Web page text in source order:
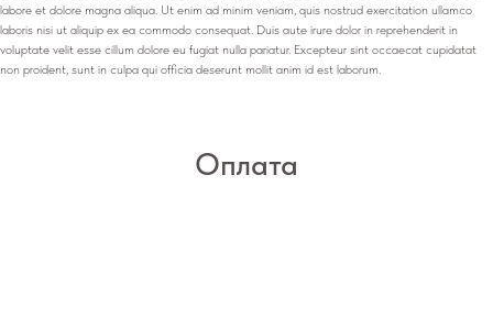
labore et dolore magna aliqua. Ut enim ad minim veniam, quis nostrud exercitation ullamco
laboris nisi ut aliquip ex ea commodo consequat. Duis aute irure dolor in reprehenderit in
voluptate velit esse cillum dolore eu fugiat nulla pariatur. Excepteur sint occaecat cupidatat
non proident, sunt in culpa qui officia deserunt mollit anim id est laborum.
Оплата